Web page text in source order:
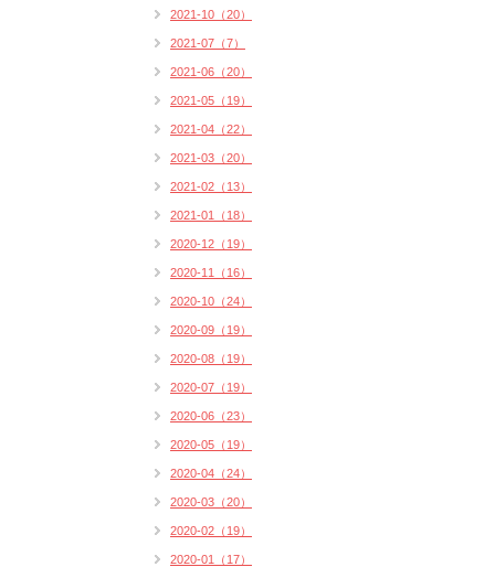
2021-10（20）
2021-07（7）
2021-06（20）
2021-05（19）
2021-04（22）
2021-03（20）
2021-02（13）
2021-01（18）
2020-12（19）
2020-11（16）
2020-10（24）
2020-09（19）
2020-08（19）
2020-07（19）
2020-06（23）
2020-05（19）
2020-04（24）
2020-03（20）
2020-02（19）
2020-01（17）